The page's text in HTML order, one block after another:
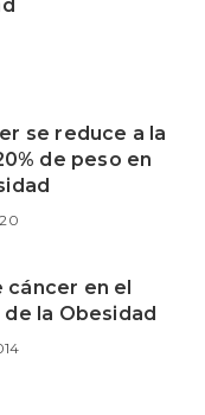
se reduce a la
de peso en
cáncer en el
la Obesidad